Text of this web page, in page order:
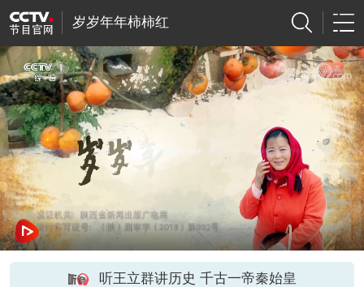
岁岁年年柿柿红
听王立群讲历史 千古一帝秦始皇